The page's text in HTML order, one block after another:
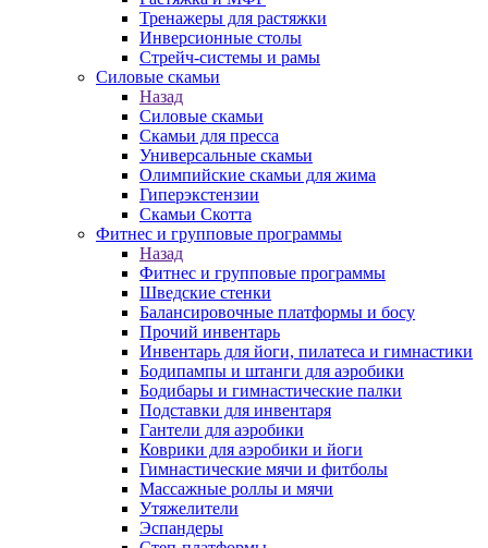
Тренажеры для растяжки
Инверсионные столы
Стрейч-системы и рамы
Силовые скамьи
Назад
Силовые скамьи
Скамьи для пресса
Универсальные скамьи
Олимпийские скамьи для жима
Гиперэкстензии
Скамьи Скотта
Фитнес и групповые программы
Назад
Фитнес и групповые программы
Шведские стенки
Балансировочные платформы и босу
Прочий инвентарь
Инвентарь для йоги, пилатеса и гимнастики
Бодипампы и штанги для аэробики
Бодибары и гимнастические палки
Подставки для инвентаря
Гантели для аэробики
Коврики для аэробики и йоги
Гимнастические мячи и фитболы
Массажные роллы и мячи
Утяжелители
Эспандеры